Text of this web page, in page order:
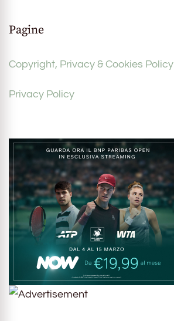
Pagine
Copyright, Privacy & Cookies Policy
Privacy Policy